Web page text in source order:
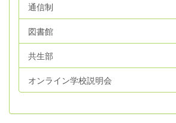
通信制
図書館
共生部
オンライン学校説明会